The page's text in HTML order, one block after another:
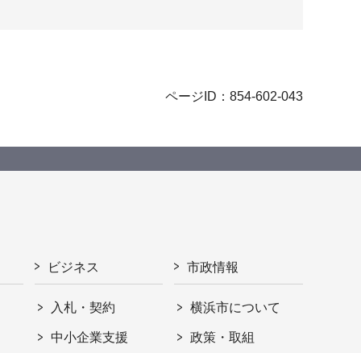
ページID：854-602-043
ビジネス
入札・契約
中小企業支援
市政情報
横浜市について
政策・取組